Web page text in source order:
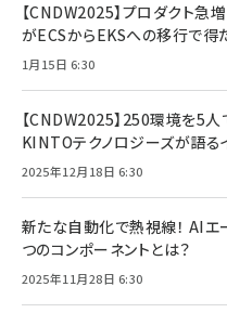
【CNDW2025】プロダクト急
がECSからEKSへの移行で得
1月15日 6:30
【CNDW2025】250環境を5
KINTOテクノロジーズが語る
2025年12月18日 6:30
新たな自動化で熱視線！ AIエ
つのコンポーネントとは？
2025年11月28日 6:30